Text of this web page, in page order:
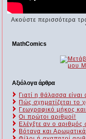
Ακούστε περισσότερα
MathComics
Αξιόλογα άρθρα
Γιατί η θάλασσα
Πώς σχηματίζεται το
Γεωγραφικό μήκος
Οι πρώτοι αριθμοί!
Ελέγξτε αν ο αριθμός
Βότανα και